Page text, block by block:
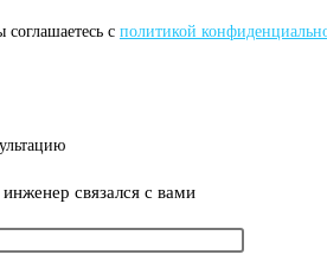
с политикой
связался с вами